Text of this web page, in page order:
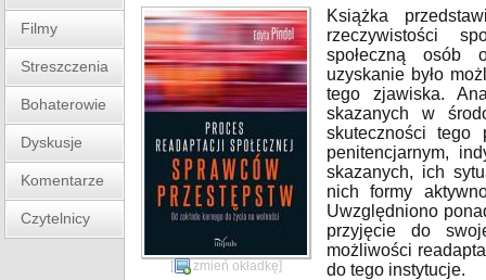
Filmy
Streszczenia
Bohaterowie
Dyskusje
Komentarze
Czytelnicy
[ zmień okładkę]
Książka
rzeczywistości
społeczną osób
uzyskanie było
tego zjawiska.
skazanych w
skuteczności tego
penitencjarnym,
skazanych, ich
nich formy
Uwzględniono
przyjęcie do
możliwości
do tego instytucje.